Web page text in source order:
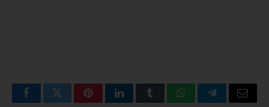
FacebookTwitterPinterestLinkedInTumblrWhatsAppTelegramEmail